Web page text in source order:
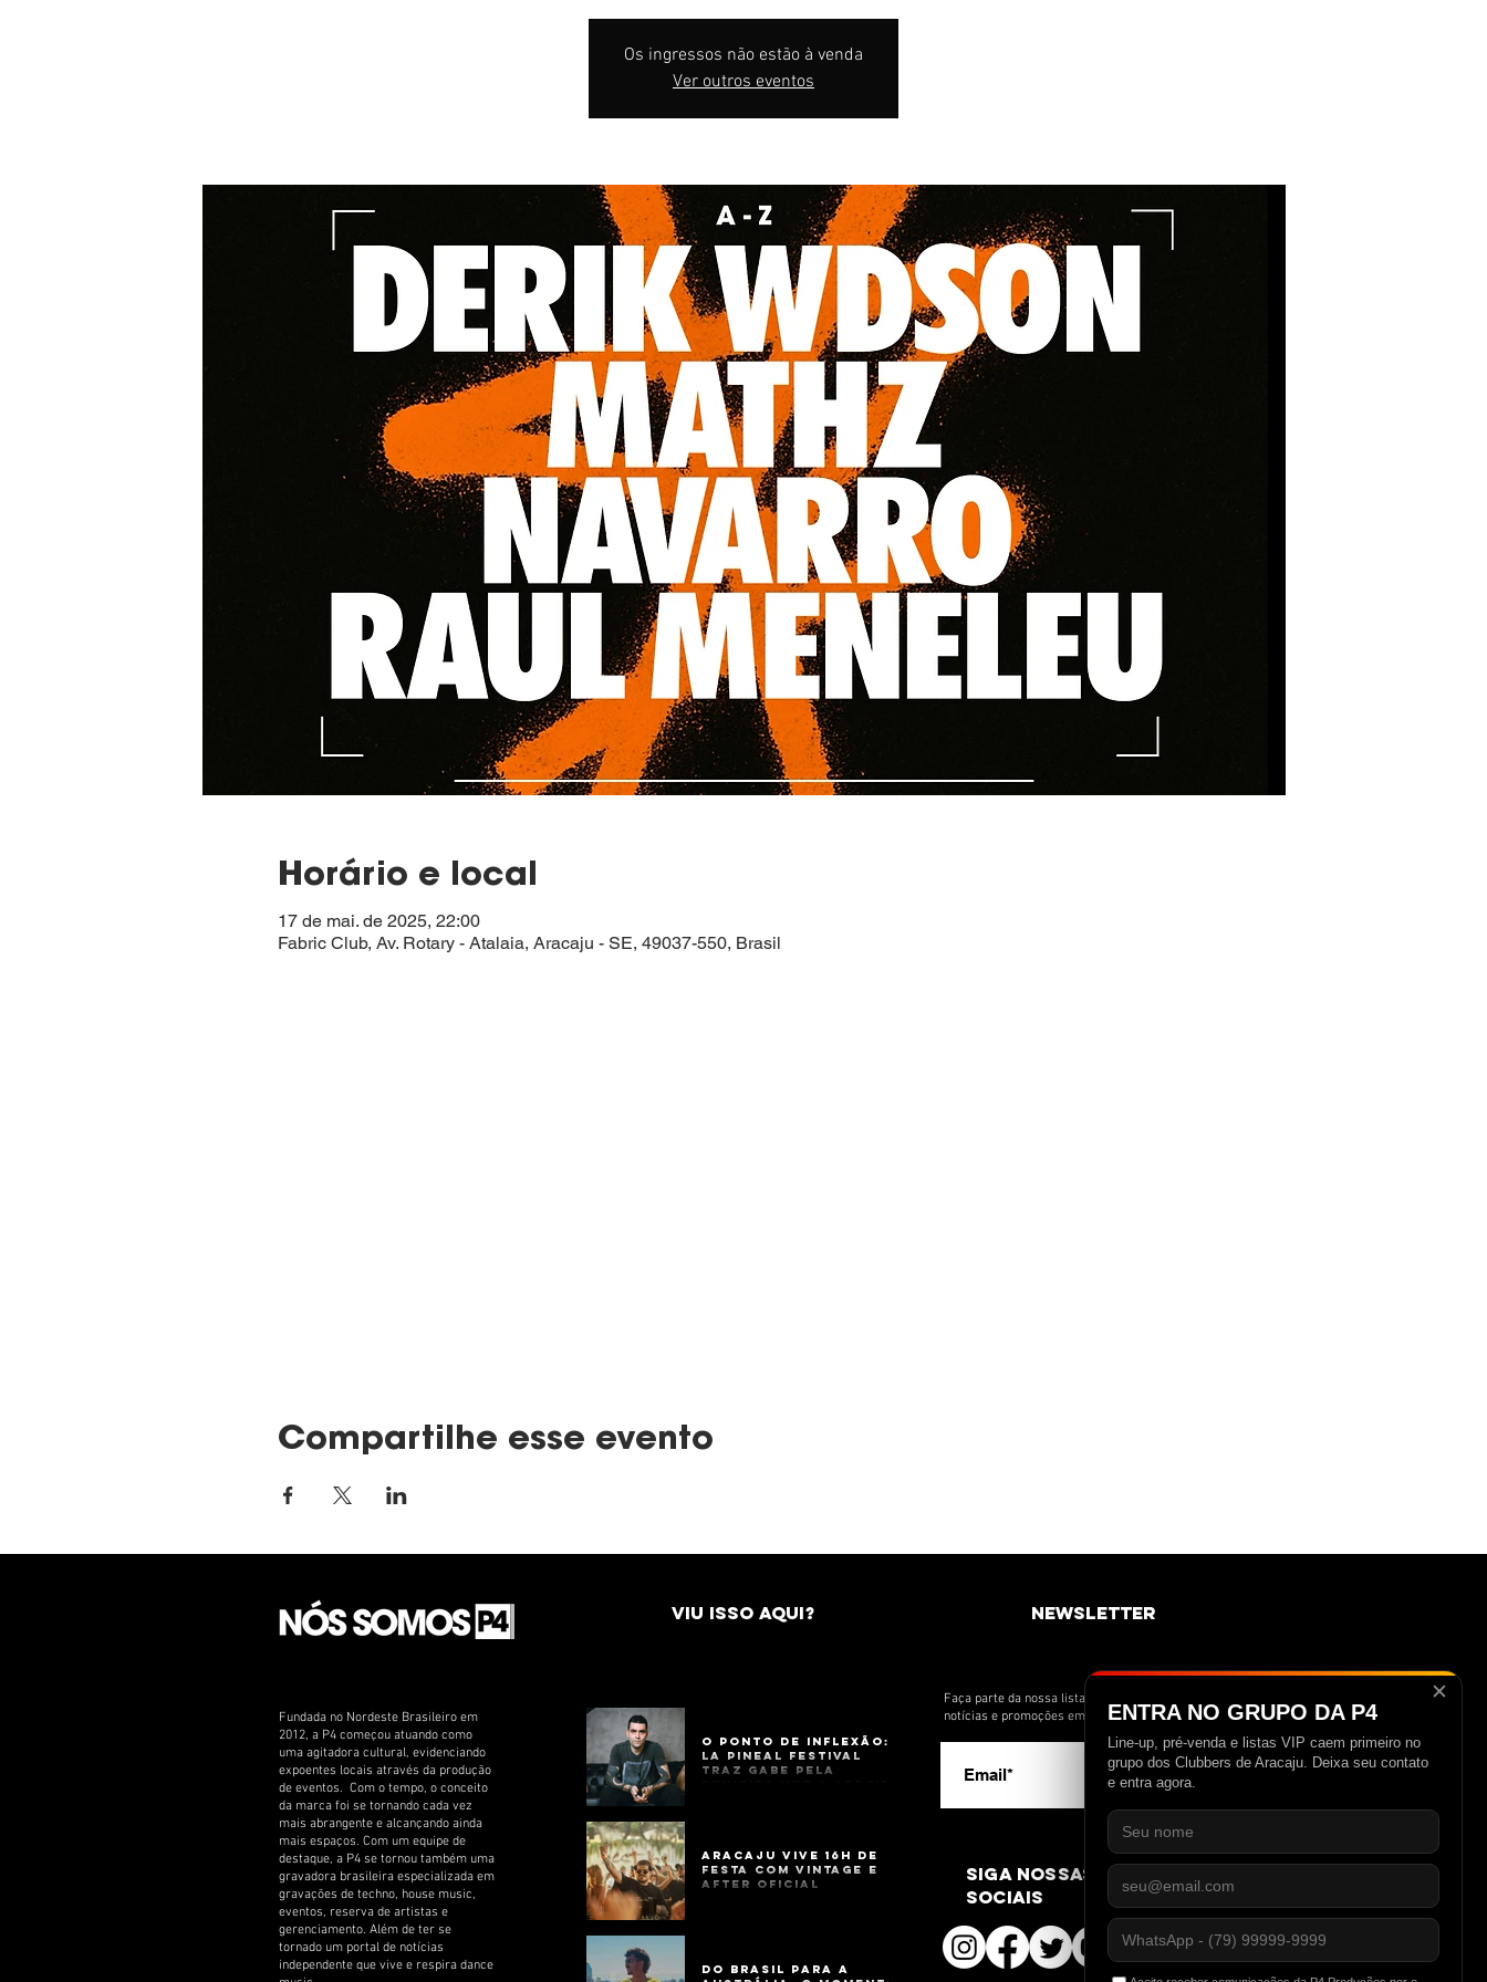
Os ingressos não estão à venda
Ver outros eventos
Horário e local
17 de mai. de 2025, 22:00
Fabric Club, Av. Rotary - Atalaia, Aracaju - SE, 49037-550, Brasil
Compartilhe esse evento
VIU ISSO AQUI? newsletter
Fundada no Nordeste Brasileiro em
2012, a P4 começou atuando como
uma agitadora cultural, evidenciando
expoentes locais através da produção
de eventos. Com o tempo, o conceito
da marca foi se tornando cada vez
mais abrangente e alcançando ainda
mais espaços. Com um equipe de
destaque, a P4 se tornou também uma
gravadora brasileira especializada em
gravações de techno, house music,
eventos, reserva de artistas e
gerenciamento. Além de ter se
tornado um portal de notícias
independente que vive e respira dance
O Ponto de Inflexão:
La Pineal Festival
Traz Gabe Pela
Aracaju Vive 16h de
Festa com Vintage e
After Oficial
Do Brasil para a
Faça parte da nossa lista de novidades e receba
notícias e promoções em primeira mão.
>
siga nossas redes
sociais
✕
ENTRA NO GRUPO DA P4
Line-up, pré-venda e listas VIP caem primeiro no
grupo dos Clubbers de Aracaju. Deixa seu contato
e entra agora.